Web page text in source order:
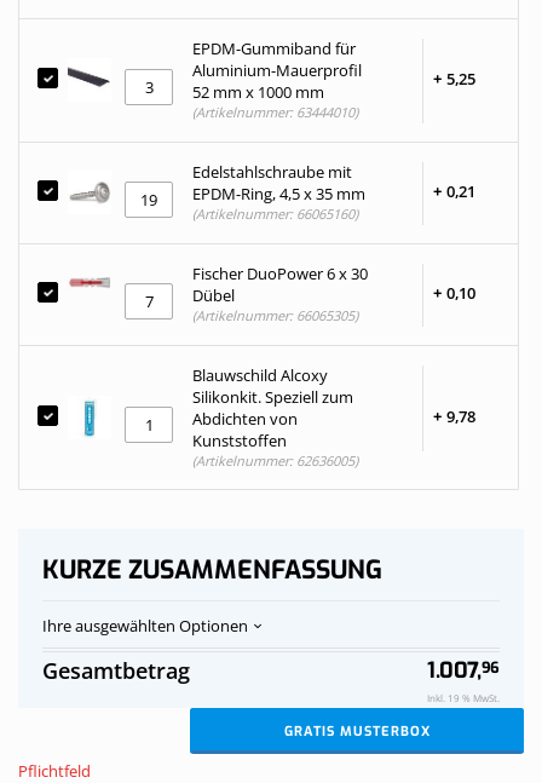
EPDM-Gummiband für
Aluminium-Mauerprofil
52 mm x 1000 mm
+ 5,25
(Artikelnummer: 63444010)
Edelstahlschraube mit
EPDM-Ring, 4,5 x 35 mm
+ 0,21
(Artikelnummer: 66065160)
Fischer DuoPower 6 x 30
Dübel
+ 0,10
(Artikelnummer: 66065305)
Blauwschild Alcoxy
Silikonkit. Speziell zum
Abdichten von
Kunststoffen
+ 9,78
(Artikelnummer: 62636005)
Pflichtfeld
KURZE ZUSAMMENFASSUNG
Ihre ausgewählten Optionen
Terrassenüberdachung
aus
an
Auf
Vorrat
Gesamtbetrag 1.007,96
Inkl. 19 % MwSt.
GRATIS MUSTERBOX